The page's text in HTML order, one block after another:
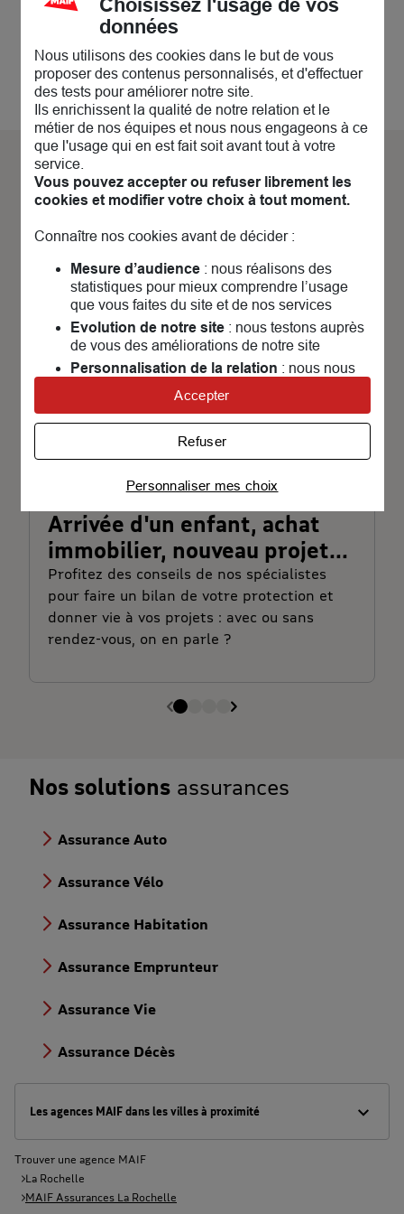
Découvrez nosactualités &
évènements
Arrivée d'un enfant, achat
immobilier, nouveau projet...
Profitez des conseils de nos spécialistes
pour faire un bilan de votre protection et
donner vie à vos projets : avec ou sans
rendez-vous, on en parle ?
Nos solutions assurances
Assurance Auto
Assurance Vélo
Assurance Habitation
Assurance Emprunteur
Assurance Vie
Assurance Décès
Les agences MAIF dans les villes à proximité
Trouver une agence MAIF
La Rochelle
MAIF Assurances La Rochelle
Choisissez l'usage de vos
données
Nous utilisons des cookies dans le but de vous
proposer des contenus personnalisés, et d'effectuer
des tests pour améliorer notre site.
Ils enrichissent la qualité de notre relation et le
métier de nos équipes et nous nous engageons à ce
que l'usage qui en est fait soit avant tout à votre
service.
Vous pouvez accepter ou refuser librement les
cookies et modifier votre choix à tout moment.
Connaître nos cookies avant de décider :
Mesure d’audience: nous réalisons des
statistiques pour mieux comprendre l’usage
que vous faites du site et de nos services
Evolution de notre site: nous testons auprès
de vous des améliorations de notre site
Personnalisation de la relation : nous nous
et personnaliser nos offres
Univers publicitaire: nous utilisons avec nos
partenaires des cookies pour afficher des
publicités personnalisées
Connaître notre politique cookies et la liste de nos
partenaires
Personnaliser mes choix
Refuser
Accepter